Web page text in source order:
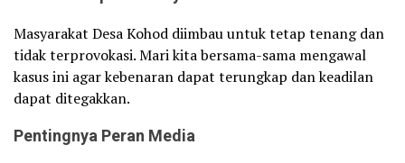
Masyarakat Desa Kohod diimbau untuk tetap tenang dan
tidak terprovokasi. Mari kita bersama-sama mengawal
kasus ini agar kebenaran dapat terungkap dan keadilan
dapat ditegakkan.
Pentingnya Peran Media